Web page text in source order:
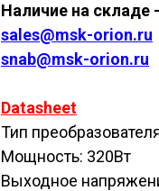
Наличие на складе
sales@msk-orion.ru
snab@msk-orion.ru
Datasheet
Тип
Мощность: 320Вт
Выходное